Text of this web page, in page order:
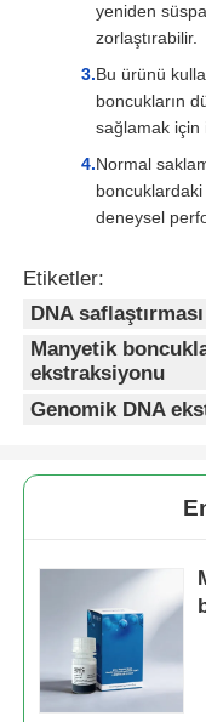
yeniden
zorlaştırabilir.
Bu ürünü
boncukların
sağlamak için
Normal
boncuklardaki
deneysel
Etiketler:
DNA
Manyetik
ekstraksiyonu
Genomik DNA